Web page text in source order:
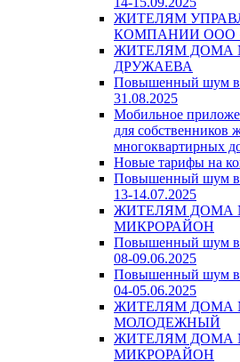
ЖИТЕЛЯМ
КОМПАНИИ ООО
ЖИТЕЛЯМ ДОМА
ДРУЖАЕВА
Повышенный шум в
31.08.2025
Мобильное
для собственников
многоквартирных
Новые тарифы на
Повышенный шум в
13-14.07.2025
ЖИТЕЛЯМ ДОМА
МИКРОРАЙОН
Повышенный шум в
08-09.06.2025
Повышенный шум в
04-05.06.2025
ЖИТЕЛЯМ ДОМА
МОЛОДЕЖНЫЙ
ЖИТЕЛЯМ ДОМА
МИКРОРАЙОН